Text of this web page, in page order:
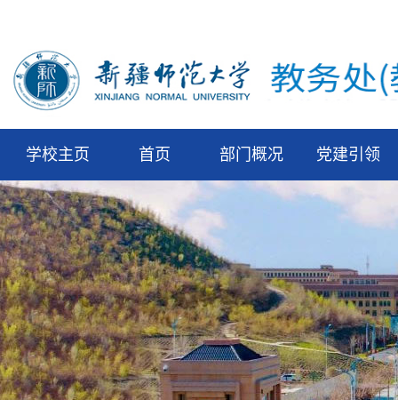
学校主页 首页 部门概况 党建引领